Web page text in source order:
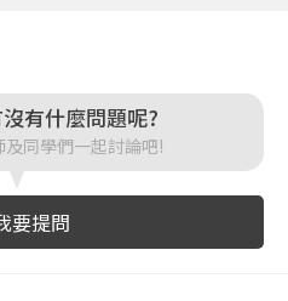
冊
們的使用者條款
策。
有什麼問題呢?
同學們一起討論吧!
要提問